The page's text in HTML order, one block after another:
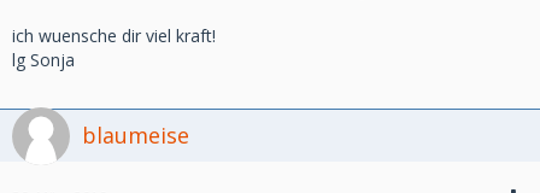
ich wuensche dir viel kraft!
lg Sonja
blaumeise